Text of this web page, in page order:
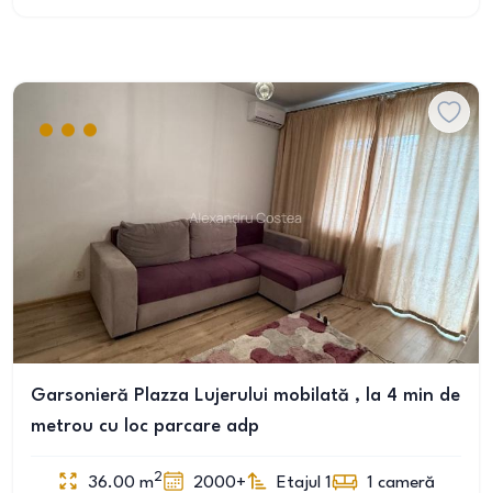
Garsonieră Plazza Lujerului mobilată , la 4 min de
metrou cu loc parcare adp
36.00 m2 2000+ Etajul 1 1 cameră